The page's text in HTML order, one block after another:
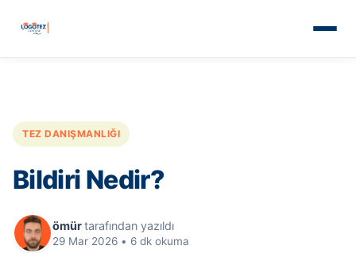
TEZ DANIŞMANLIĞI
Bildiri Nedir?
ömürtarafından yazıldı
29 Mar 2026 • 6 dk okuma